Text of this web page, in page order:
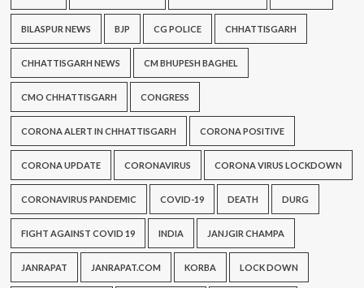
BILASPUR NEWS BJP CG POLICE CHHATTISGARH
CHHATTISGARH NEWS CM BHUPESH BAGHEL
CMO CHHATTISGARH CONGRESS
CORONA ALERT IN CHHATTISGARH CORONA POSITIVE
CORONA UPDATE CORONAVIRUS CORONA VIRUS LOCKDOWN
CORONAVIRUS PANDEMIC COVID-19 DEATH DURG
FIGHT AGAINST COVID 19 INDIA JANJGIR CHAMPA
JANRAPAT JANRAPAT.COM KORBA LOCK DOWN